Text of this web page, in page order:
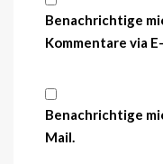
Benachrichtige
Kommentare via
Benachrichtige
Mail.